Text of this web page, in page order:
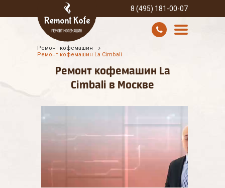
8 (495) 181-00-07
УСЛУГИ И ЦЕНЫ
Ремонт кофемашин
Ремонт кофемашин La Cimbali
Ремонт кофемашин La
Cimbali в Москве